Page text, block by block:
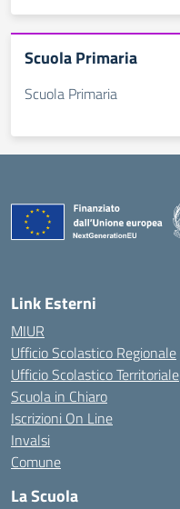
Scuola Primaria
Scuola Primaria
Link Esterni
MIUR
Ufficio Scolastico Regionale
Ufficio Scolastico Territoriale
Scuola in Chiaro
Iscrizioni On Line
Invalsi
Comune
La Scuola